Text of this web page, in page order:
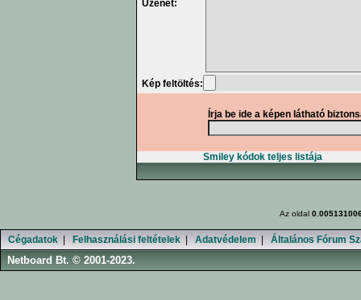
Üzenet:
Kép feltöltés:
Írja be ide a képen látható
Smiley kódok teljes listája
Az oldal
Cégadatok Felhasználási feltételek Adatvédelem Általános Fórum
Netboard Bt. © 2001-2023.